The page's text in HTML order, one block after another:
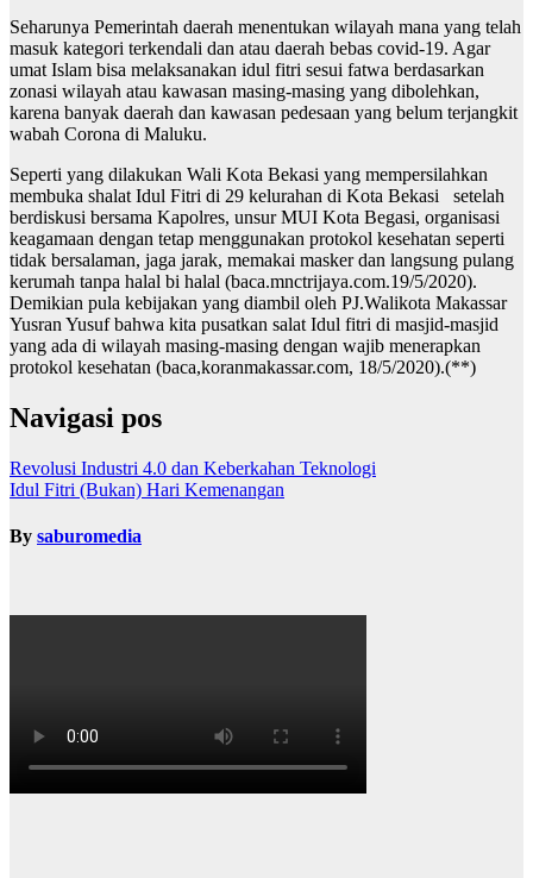
Seharunya Pemerintah daerah menentukan wilayah mana yang telah
masuk kategori terkendali dan atau daerah bebas covid-19. Agar
umat Islam bisa melaksanakan idul fitri sesui fatwa berdasarkan
zonasi wilayah atau kawasan masing-masing yang dibolehkan,
karena banyak daerah dan kawasan pedesaan yang belum terjangkit
wabah Corona di Maluku.
Seperti yang dilakukan Wali Kota Bekasi yang mempersilahkan
membuka shalat Idul Fitri di 29 kelurahan di Kota Bekasi setelah
berdiskusi bersama Kapolres, unsur MUI Kota Begasi, organisasi
keagamaan dengan tetap menggunakan protokol kesehatan seperti
tidak bersalaman, jaga jarak, memakai masker dan langsung pulang
kerumah tanpa halal bi halal (baca.mnctrijaya.com.19/5/2020).
Demikian pula kebijakan yang diambil oleh PJ.Walikota Makassar
Yusran Yusuf bahwa kita pusatkan salat Idul fitri di masjid-masjid
yang ada di wilayah masing-masing dengan wajib menerapkan
protokol kesehatan (baca,koranmakassar.com, 18/5/2020).(**)
Navigasi pos
Revolusi Industri 4.0 dan Keberkahan Teknologi
Idul Fitri (Bukan) Hari Kemenangan
By saburomedia